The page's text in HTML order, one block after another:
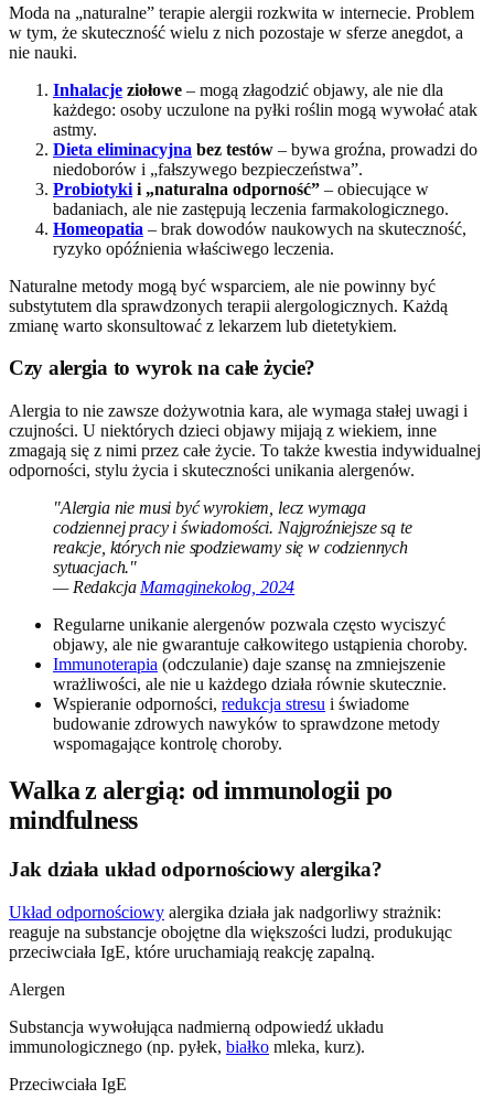
Moda na „naturalne” terapie alergii rozkwita w internecie. Problem
w tym, że skuteczność wielu z nich pozostaje w sferze anegdot, a
nie nauki.
Inhalacje ziołowe – mogą złagodzić objawy, ale nie dla
każdego: osoby uczulone na pyłki roślin mogą wywołać atak
astmy.
Dieta eliminacyjna bez testów – bywa groźna, prowadzi do
niedoborów i „fałszywego bezpieczeństwa”.
Probiotyki i „naturalna odporność” – obiecujące w
badaniach, ale nie zastępują leczenia farmakologicznego.
Homeopatia – brak dowodów naukowych na skuteczność,
ryzyko opóźnienia właściwego leczenia.
Naturalne metody mogą być wsparciem, ale nie powinny być
substytutem dla sprawdzonych terapii alergologicznych. Każdą
zmianę warto skonsultować z lekarzem lub dietetykiem.
Czy alergia to wyrok na całe życie?
Alergia to nie zawsze dożywotnia kara, ale wymaga stałej uwagi i
czujności. U niektórych dzieci objawy mijają z wiekiem, inne
zmagają się z nimi przez całe życie. To także kwestia indywidualnej
odporności, stylu życia i skuteczności unikania alergenów.
"Alergia nie musi być wyrokiem, lecz wymaga
codziennej pracy i świadomości. Najgroźniejsze są te
reakcje, których nie spodziewamy się w codziennych
sytuacjach."
— Redakcja Mamaginekolog, 2024
Regularne unikanie alergenów pozwala często wyciszyć
objawy, ale nie gwarantuje całkowitego ustąpienia choroby.
Immunoterapia (odczulanie) daje szansę na zmniejszenie
wrażliwości, ale nie u każdego działa równie skutecznie.
Wspieranie odporności, redukcja stresu i świadome
budowanie zdrowych nawyków to sprawdzone metody
wspomagające kontrolę choroby.
Walka z alergią: od immunologii po
mindfulness
Jak działa układ odpornościowy alergika?
Układ odpornościowy alergika działa jak nadgorliwy strażnik:
reaguje na substancje obojętne dla większości ludzi, produkując
przeciwciała IgE, które uruchamiają reakcję zapalną.
Alergen
Substancja wywołująca nadmierną odpowiedź układu
immunologicznego (np. pyłek, białko mleka, kurz).
Przeciwciała IgE